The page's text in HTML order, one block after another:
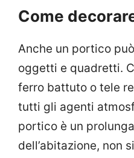
Come
Anche un portico
oggetti e quadretti.
ferro battuto o tele
tutti gli agenti
portico è un
dell’abitazione, non